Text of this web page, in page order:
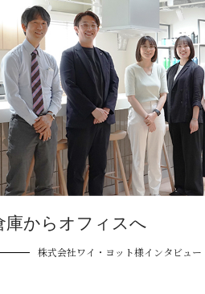
庫からオフィスへ
株式会社ワイ・ヨット様インタビュー